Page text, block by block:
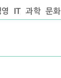
IT 과학 문화